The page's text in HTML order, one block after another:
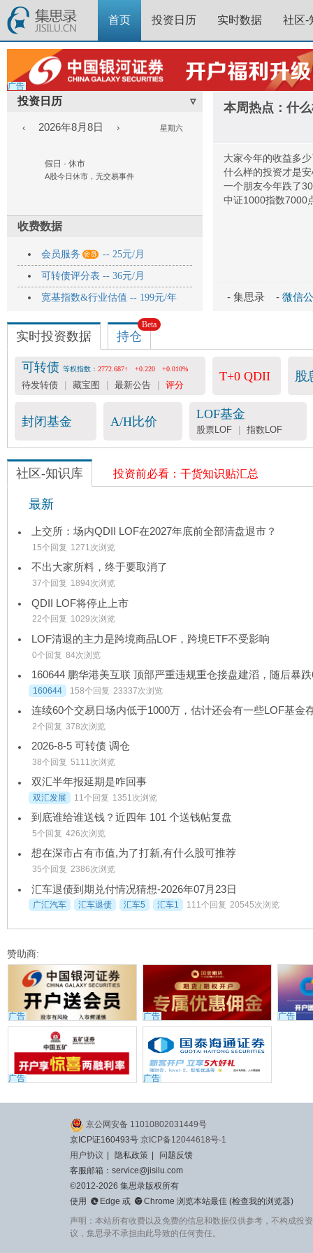
首页 投资日历 实时数据 社区-
广告
投资日历 ▿
‹ 2026年8月8日 › 星期六
假日 · 休市
A股今日休市，无交易事件
收费数据
会员服务  -- 25元/月
可转债评分表 -- 36元/月
宽基指数&行业估值 -- 199元/年
本周热点：什
大家今年的收益多
什么样的投资才是
一个朋友今年跌了
中证1000指数7000
- 集思录 - 微信
实时投资数据 持仓
Beta
可转债 等权指数： 2772.687↑ +0.220 +0.010%
待发转债 藏宝图 最新公告 评分
T+0 QDII 股
封闭基金 A/H比价
LOF基金
股票LOF | 指数LOF
社区-知识库 投资前必看：干货知识贴汇总
最新
上交所：场内QDII LOF在2027年底前全部清盘退市？
15个回复 1271次浏览
不出大家所料，终于要取消了
37个回复 1894次浏览
QDII LOF将停止上市
22个回复 1029次浏览
LOF清退的主力是跨境商品LOF，跨境ETF不受影响
0个回复 84次浏览
160644 158个回复 23337次浏览
2个回复 378次浏览
2026-8-5 可转债 调仓
38个回复 5111次浏览
双汇半年报延期是咋回事
双汇发展 11个回复 1351次浏览
到底谁给谁送钱？近四年 101 个送钱帖复盘
5个回复 426次浏览
想在深市占有市值,为了打新,有什么股可推荐
35个回复 2386次浏览
汇车退债到期兑付情况猜想-2026年07月23日
广汇汽车 汇车退债 汇车5 汇车1 111个回复 20545次浏览
赞助商:
广告 广告 广告
广告 广告
京公网安备 11010802031449号
京ICP证160493号 京ICP备12044618号-1
用户协议
隐私政策
问题反馈
客服邮箱：service@jisilu.com
©2012-2026 集思录版权所有
使用
 Edge 或 Chrome 浏览本站最佳 (检查我的浏览器)
声明：本站所有收费以及免费的信息和数据仅供参考，不构成投
议，集思录不承担由此导致的任何责任。